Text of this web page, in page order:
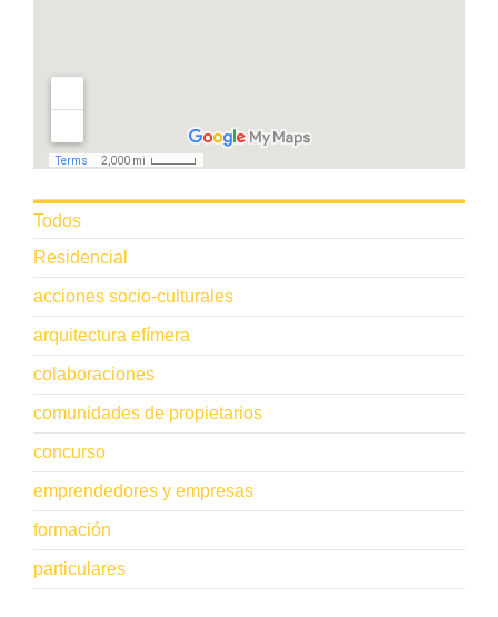
Todos
Residencial
acciones socio-culturales
arquitectura efímera
colaboraciones
comunidades de propietarios
concurso
emprendedores y empresas
formación
particulares